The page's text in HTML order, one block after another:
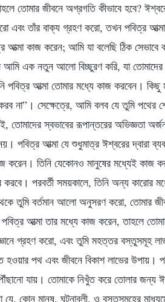
তোমার জীবনে অগ্রগতি কীভাবে হবে?
এবং তাঁর বাক্য গ্রহণ করো, তখন পবিত্র
আত্মা কাজ করেন; আমি যা বলেছি ঠিক
এক নতুন আলো বিচ্ছুরণ করি, যা
আত্মা তোমার মধ্যে কাজ করবেন। কিছু
না”। সেক্ষেত্রে, আমি বলব যে তুমি পথের
তোমাদের স্বভাবের রূপান্তরের অভিজ্ঞতা
পবিত্র আত্মা যে শুধুমাত্র ঈশ্বরের দ্বারা
করেন। তিনি যেকোনও মানুষের মধ্যেই কাজ
পরবর্তী সময়কালে, তিনি অন্য কারোর
তুমি বর্তমান আলো অনুসরণ করো, তোমার
আত্মা তার মধ্যে কাজ করেন, তাহলে
গ্রহণ করো, এবং তুমি মহত্তর বস্তুসমূহ
হওয়ার পথ এবং জীবনে বিকাশ লাভের
যায়। তোমাকে নিখুঁত করে তোলার জন্য
কোন মানুষ, ঘটনাবলী, ও বস্তুসমূহের